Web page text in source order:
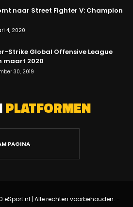
naar Street Fighter V: Champion
4, 2020
Strike Global Offensive League
maart 2020
30, 2019
PLATFORMEN
PAGINA
| Alle rechten voorbehouden. -